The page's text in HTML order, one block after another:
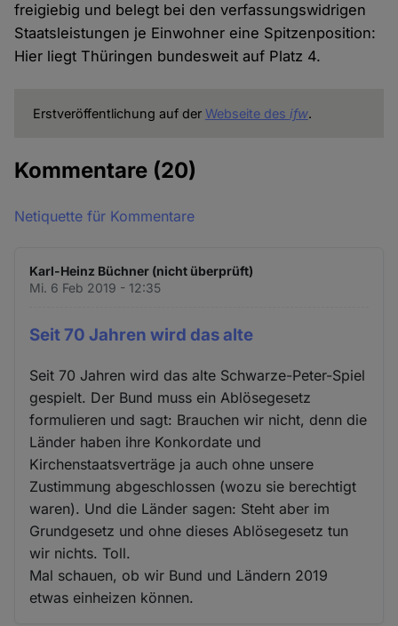
freigiebig und belegt bei den verfassungswidrigen
Staatsleistungen je Einwohner eine Spitzenposition:
Hier liegt Thüringen bundesweit auf Platz 4.
Erstveröffentlichung auf der Webseite des ifw.
Kommentare (20)
Netiquette für Kommentare
Karl-Heinz Büchner (nicht überprüft)
Mi. 6 Feb 2019 - 12:35
Seit 70 Jahren wird das alte
Seit 70 Jahren wird das alte Schwarze-Peter-Spiel
gespielt. Der Bund muss ein Ablösegesetz
formulieren und sagt: Brauchen wir nicht, denn die
Länder haben ihre Konkordate und
Kirchenstaatsverträge ja auch ohne unsere
Zustimmung abgeschlossen (wozu sie berechtigt
waren). Und die Länder sagen: Steht aber im
Grundgesetz und ohne dieses Ablösegesetz tun
wir nichts. Toll.
Mal schauen, ob wir Bund und Ländern 2019
etwas einheizen können.